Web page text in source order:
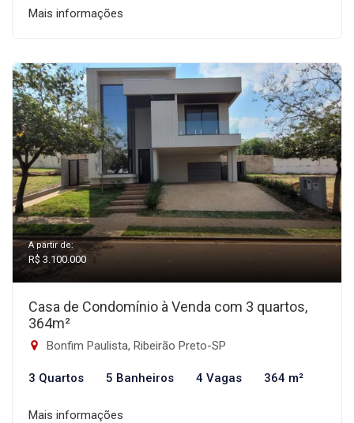
Mais informações
A partir de:
R$ 3.100.000
Casa de Condomínio à Venda com 3 quartos,
364m²
Bonfim Paulista, Ribeirão Preto-SP
3 Quartos 5 Banheiros 4 Vagas 364 m²
Mais informações